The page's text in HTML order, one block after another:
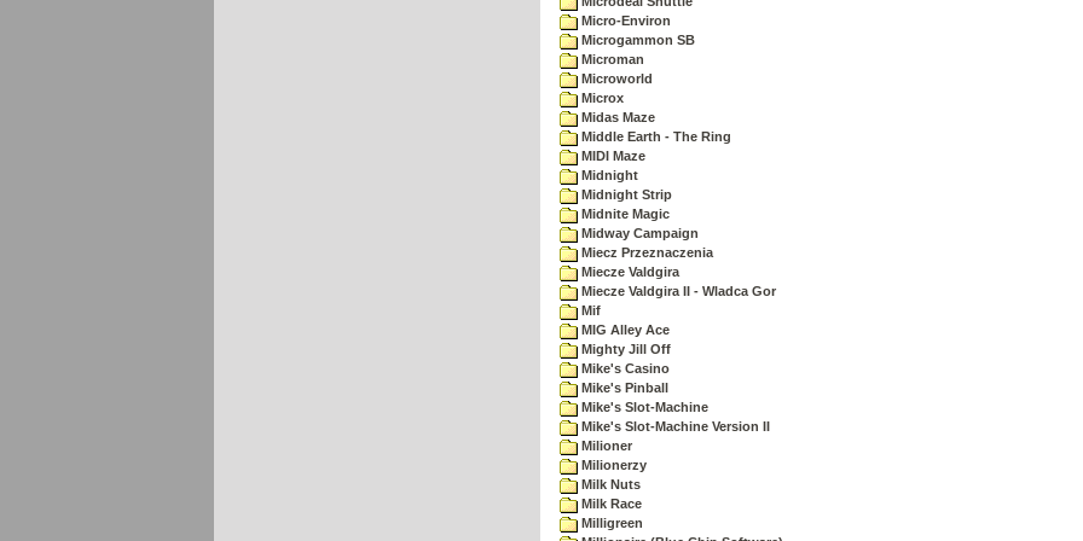
Micro-Environ
Microgammon SB
Microman
Microworld
Microx
Midas Maze
Middle Earth - The Ring
MIDI Maze
Midnight
Midnight Strip
Midnite Magic
Midway Campaign
Miecz Przeznaczenia
Miecze Valdgira
Miecze Valdgira II - Wladca Gor
Mif
MIG Alley Ace
Mighty Jill Off
Mike's Casino
Mike's Pinball
Mike's Slot-Machine
Mike's Slot-Machine Version II
Milioner
Milionerzy
Milk Nuts
Milk Race
Milligreen